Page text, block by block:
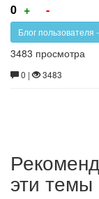
0 +
за!
-
против!
Блог пользователя
3483 просмотра
0 | 3483
эти темы